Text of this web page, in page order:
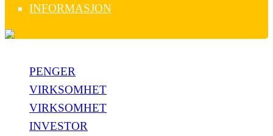
INFORMASJON
PENGER
VIRKSOMHET
VIRKSOMHET
INVESTOR